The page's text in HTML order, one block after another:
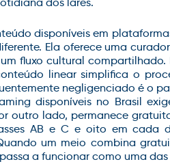
dos lares.
disponíveis em
Ela oferece uma
fluxo cultural
linear simplifica o
negligenciado é o
disponíveis no Brasil
outro lado, permanece
AB e C e oito em cada
um meio combina
a funcionar como uma